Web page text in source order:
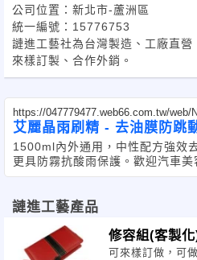
公司位置：新北市-蘆洲區
統一編號：15776753
謰進工藝社為台灣製造、工廠直
來樣訂製、合作外銷。
https://047779477.web66.com.tw/web/
艾麗晶雨刷精 - 去油膜防跳
1500ml內外通用，中性配方強效
更具防霧抗酸雨保護。歡迎汽車美
謰進工藝產品
修容組(客製
可來樣訂做，可做客戶